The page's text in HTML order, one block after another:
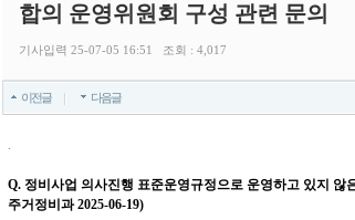
합의 운영위원회 구성 관련 문의
기사입력 25-07-05 16:51 조회 : 4,017
이전글 다음글
.
Q. 정비사업 의사진행 표준운영규정으로 운영하고 있지 않
주거정비과 2025-06-19)